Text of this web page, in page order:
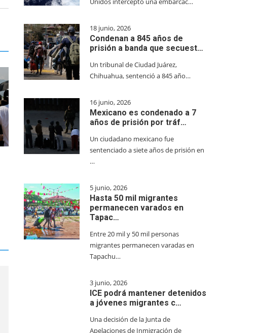
18 junio, 2026
Condenan a 845 años de
prisión a banda que secuest…
Un tribunal de Ciudad Juárez,
Chihuahua, sentenció a 845 año…
16 junio, 2026
Mexicano es condenado a 7
años de prisión por tráf…
Un ciudadano mexicano fue
sentenciado a siete años de prisión en
…
5 junio, 2026
Hasta 50 mil migrantes
permanecen varados en
Tapac…
Entre 20 mil y 50 mil personas
migrantes permanecen varadas en
Tapachu…
3 junio, 2026
ICE podrá mantener detenidos
a jóvenes migrantes c…
Una decisión de la Junta de
Apelaciones de Inmigración de